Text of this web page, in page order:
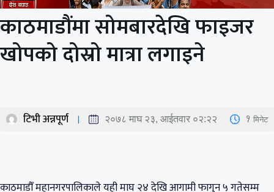
काठमाडौंमा सोमबारदेखि फाइजर
खोपको दोस्रो मात्रा लगाइने
टिभी अन्नपूर्ण २०७८ माघ २३, आईतवार ०२:२२ 1 मिनेट
काठमाडौँ महानगरपालिकाले यही माघ २४ देखि आगामी फागुन ५ गतेसम्म